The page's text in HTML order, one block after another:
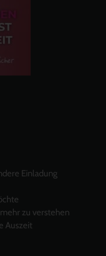
Einladung
zu verstehen
Auszeit